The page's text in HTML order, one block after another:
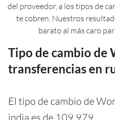
del proveedor, a los tipos de
te cobren. Nuestros
barato al más caro
Tipo de cambio de
transferencias en
El tipo de cambio de
india es de 109,979.